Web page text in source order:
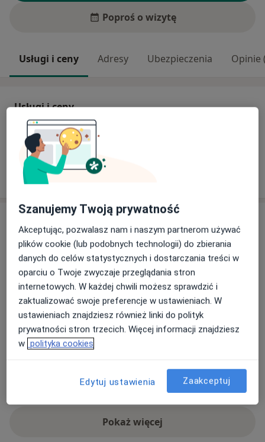
Poproś o wizytę
Usługi i ceny Adresy Ubezpieczenia Opinie
Usługi i ceny
Brak informacji o usługach i cenach
Ten lekarz nie dodał jeszcze informacji o usługach i
Przychodnia Zespołu Lekarzy Rodzinnych
Zdrowie Rodziny
II Armii Wojska Polskiego 4a,64-610Rogoźno
Powiększ mapęotwiera się w nowej karcie
Dostępność
W tym gabinecie nie można umawiać wizyt przez
Co mam zrobić w tej sytuacji?
Pokaż więcej
o adresie
Szanujemy Twoją prywatność
Akceptując, pozwalasz nam i naszym partnerom używać
plików cookie (lub podobnych technologii) do zbierania
danych do celów statystycznych i dostarczania treści w
oparciu o Twoje zwyczaje przeglądania stron
internetowych. W każdej chwili możesz sprawdzić i
zaktualizować swoje preferencje w ustawieniach. W
ustawieniach znajdziesz również linki do polityk
prywatności stron trzecich. Więcej informacji znajdziesz
w polityka cookies
Edytuj ustawienia Zaakceptuj